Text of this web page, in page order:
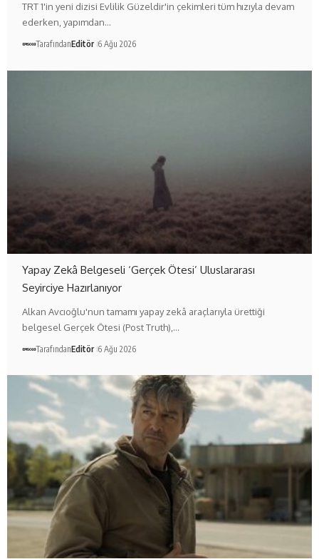
TRT 1'in yeni dizisi Evlilik Güzeldir'in çekimleri tüm hızıyla devam
ederken, yapımdan…
TarafındanEditör 6 Ağu 2026
Yapay Zekâ Belgeseli ‘Gerçek Ötesi’ Uluslararası
Seyirciye Hazırlanıyor
Alkan Avcıoğlu'nun tamamı yapay zekâ araçlarıyla ürettiği
belgesel Gerçek Ötesi (Post Truth),…
TarafındanEditör 6 Ağu 2026